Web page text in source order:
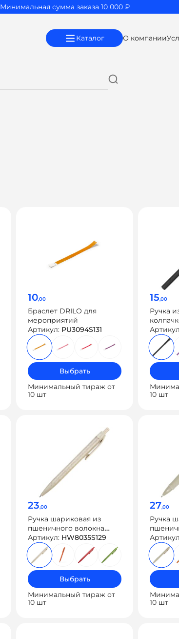
Минимальная сумма заказа 10 000 ₽
Каталог О компании
10,00
Браслет DRILO для
мероприятий
Артикул: PU3094S131
Выбрать
Минимальный тираж от
10 шт
15,00
Ручка
10 шт
23,00
Ручка шариковая из
пшеничного волокна
KAMUT
Артикул: HW8035S129
Выбрать
Минимальный тираж от
10 шт
27,00
Ручка
HANA
10 шт